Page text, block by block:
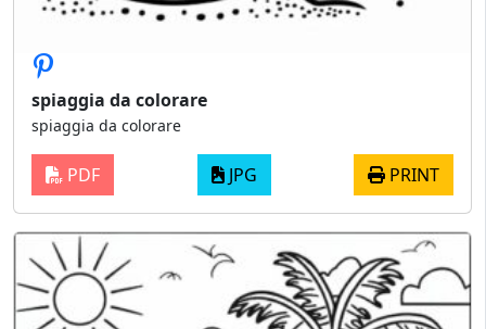
spiaggia da colorare
spiaggia da colorare
PDF JPG PRINT